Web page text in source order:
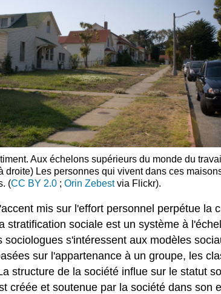
Aux échelons supérieurs du monde du
droite) Les personnes qui vivent dans ces
(CC BY 2.0 ;Orin Zebestvia Flickr).
mis sur l'effort personnel perpétue la
sociale est un système à
s'intéressent aux modèles
sur l'appartenance à un groupe, les
structure de la société influe sur le statut
créée et soutenue par la société dans son